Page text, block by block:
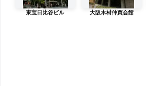
東宝日比谷ビル 大阪木材仲買会館